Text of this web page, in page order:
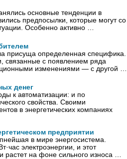
основные тенденции в
предпосылки, которые могут со
Особенно активно …
присуща определенная специфика.
связанные с появлением ряда
изменениями — с другой …
денег
к автоматизации: и по
свойства. Своими
в энергетических компаниях
предприятии
в мире энергосистема.
электроэнергии, и этот
растет на фоне сильного износа …